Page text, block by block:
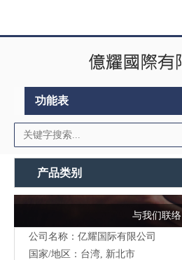
功能表
产品类别
与我们联络
公司名称：亿耀国际有限公司
国家/地区：台湾, 新北市